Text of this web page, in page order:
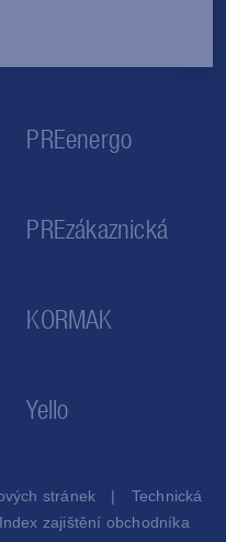
PREenergo
PREzákaznická
KORMAK
Yello
stránek
Technická
Index zajištění obchodníka